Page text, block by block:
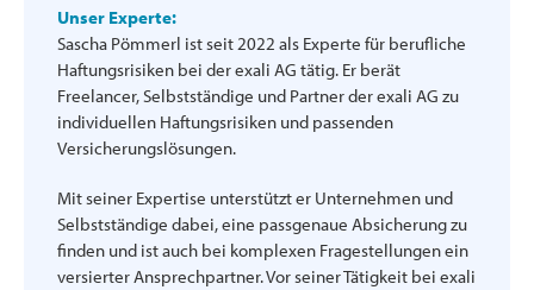
Unser Experte:
Sascha Pömmerl ist seit 2022 als Experte für berufliche
Haftungsrisiken bei der exali AG tätig. Er berät
Freelancer, Selbstständige und Partner der exali AG zu
individuellen Haftungsrisiken und passenden
Versicherungslösungen.
Mit seiner Expertise unterstützt er Unternehmen und
Selbstständige dabei, eine passgenaue Absicherung zu
finden und ist auch bei komplexen Fragestellungen ein
versierter Ansprechpartner. Vor seiner Tätigkeit bei exali